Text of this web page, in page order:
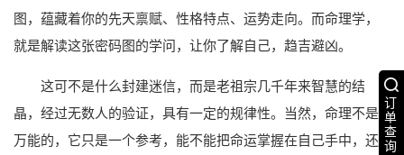
订
单
查
询
图，蕴藏着你的先天禀赋、性格特点、运势走向。而命理学，
就是解读这张密码图的学问，让你了解自己，趋吉避凶。
这可不是什么封建迷信，而是老祖宗几千年来智慧的结
晶，经过无数人的验证，具有一定的规律性。当然，命理不是
万能的，它只是一个参考，能不能把命运掌握在自己手中，还